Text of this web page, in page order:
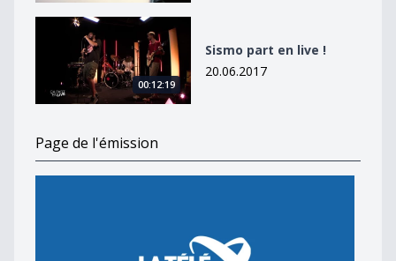
Sismo part en live !
00:12:19
Sismo part en live !
20.06.2017
Page de l'émission